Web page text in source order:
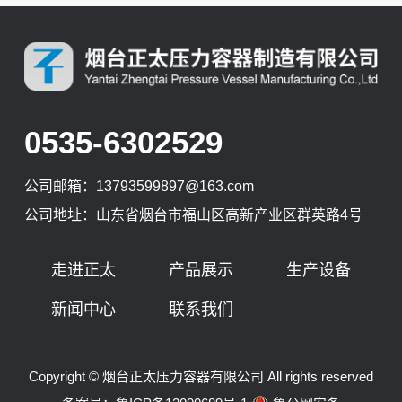
0535-6302529
公司邮箱： 13793599897@163.com
公司地址：山东省烟台市福山区高新产业区群英路4号
走进正太 产品展示 生产设备
新闻中心 联系我们
Copyright © 烟台正太压力容器有限公司 All rights reserved